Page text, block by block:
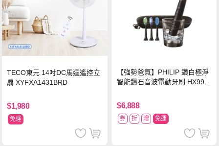
TECO東元 14吋DC馬達遙控立
扇 XYFXA1431BRD
$1,980
免運
【強勢爸氣】PHILIP 鑽白極淨
智能鑽石音波電動牙刷 HX992
$6,888
券 折 贈 免運